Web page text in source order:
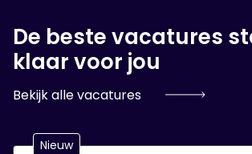
De beste vacatures
klaar voor jou
Bekijk alle vacatures
Nieuw